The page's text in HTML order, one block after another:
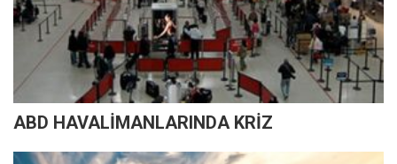
ABD HAVALİMANLARINDA KRİZ